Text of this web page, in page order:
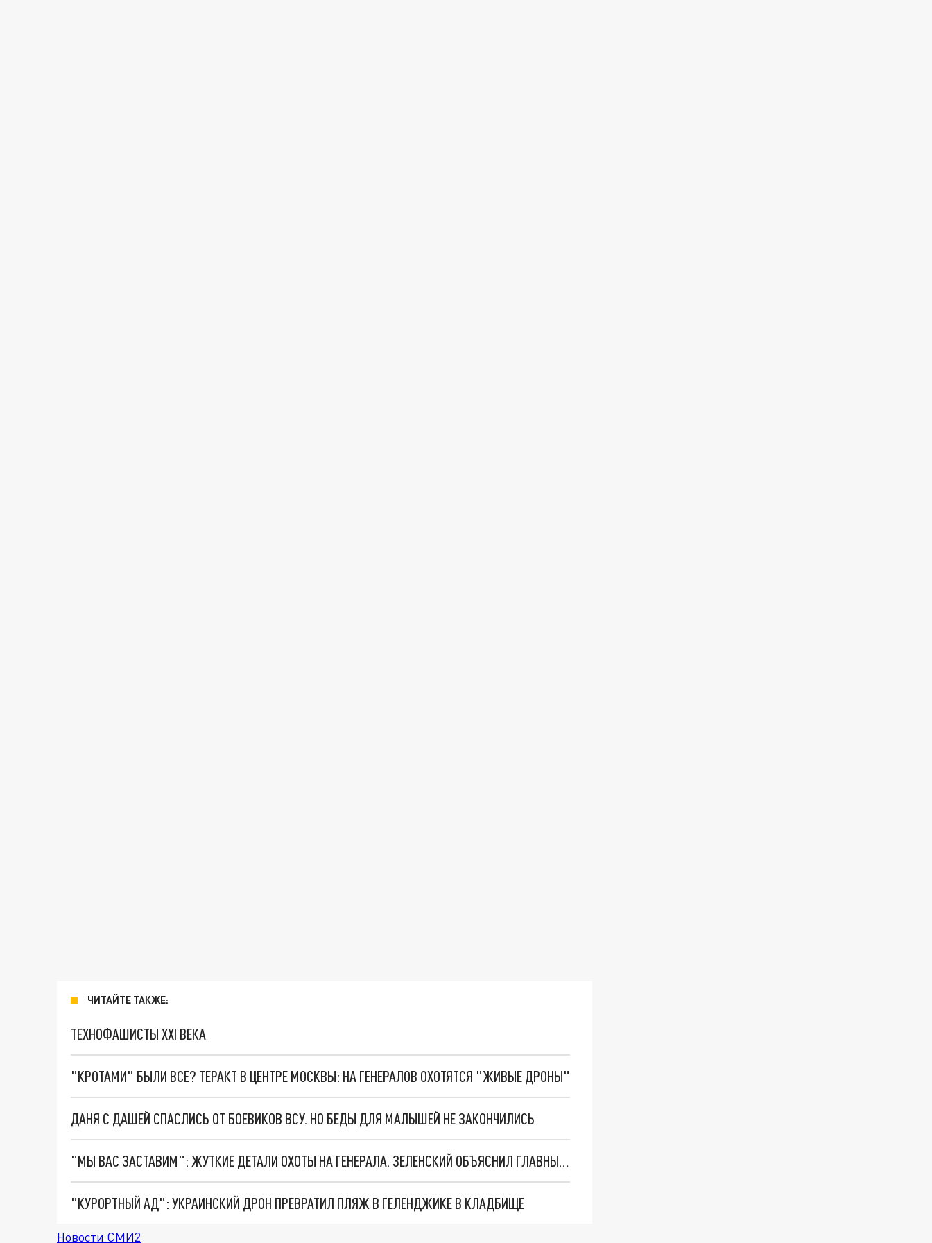
ЧИТАЙТЕ ТАКЖЕ:
ТЕХНОФАШИСТЫ XXI ВЕКА
"КРОТАМИ" БЫЛИ ВСЕ? ТЕРАКТ В ЦЕНТРЕ МОСКВЫ: НА ГЕНЕРАЛОВ ОХОТЯТСЯ "ЖИВЫЕ ДРОНЫ"
ДАНЯ С ДАШЕЙ СПАСЛИСЬ ОТ БОЕВИКОВ ВСУ. НО БЕДЫ ДЛЯ МАЛЫШЕЙ НЕ ЗАКОНЧИЛИСЬ
"МЫ ВАС ЗАСТАВИМ": ЖУТКИЕ ДЕТАЛИ ОХОТЫ НА ГЕНЕРАЛА. ЗЕЛЕНСКИЙ ОБЪЯСНИЛ ГЛАВНЫЙ СМЫСЛ ТЕРАКТА В ЦЕНТРЕ МОСКВЫ
"КУРОРТНЫЙ АД": УКРАИНСКИЙ ДРОН ПРЕВРАТИЛ ПЛЯЖ В ГЕЛЕНДЖИКЕ В КЛАДБИЩЕ
Новости СМИ2